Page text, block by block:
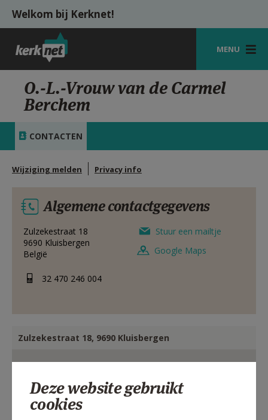
Overslaan en naar de inhoud gaan
Welkom bij Kerknet!
MENU
STARTPAGINA
KERK
VIERINGEN
HULP
MIJN PAROCHIE
AANMELDEN OF REGISTREREN
O.-L.-Vrouw van de Carmel
Berchem
CONTACTEN
Wijziging melden Privacy info
Algemene contactgegevens
Zulzekestraat 18
9690 Kluisbergen
België
32 470 246 004
Stuur een mailtje
Google Maps
Zulzekestraat 18, 9690 Kluisbergen
Deze website gebruikt
cookies